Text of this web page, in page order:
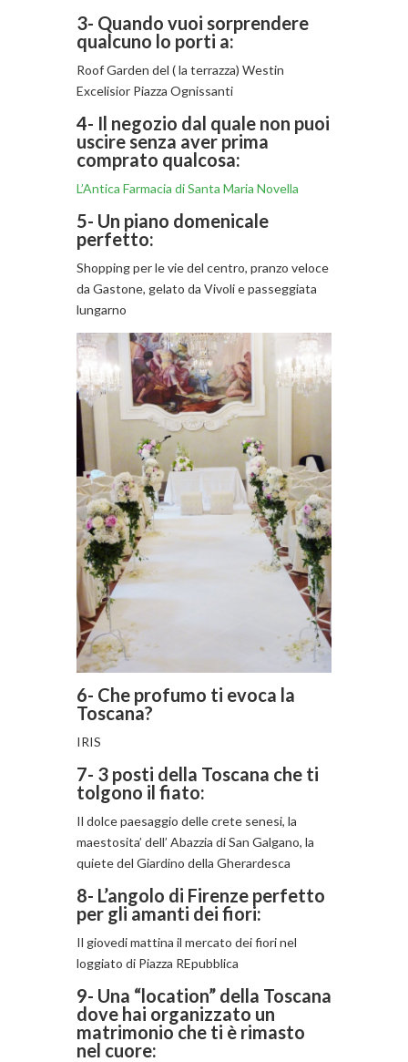
3- Quando vuoi sorprendere
qualcuno lo porti a:
Roof Garden del ( la terrazza) Westin
Excelisior Piazza Ognissanti
4- Il negozio dal quale non puoi
uscire senza aver prima
comprato qualcosa:
L’Antica Farmacia di Santa Maria Novella
5- Un piano domenicale
perfetto:
Shopping per le vie del centro, pranzo veloce
da Gastone, gelato da Vivoli e passeggiata
lungarno
6- Che profumo ti evoca la
Toscana?
IRIS
7- 3 posti della Toscana che ti
tolgono il fiato:
Il dolce paesaggio delle crete senesi, la
maestosita’ dell’ Abazzia di San Galgano, la
quiete del Giardino della Gherardesca
8- L’angolo di Firenze perfetto
per gli amanti dei fiori:
Il giovedi mattina il mercato dei fiori nel
loggiato di Piazza REpubblica
9- Una “location” della Toscana
dove hai organizzato un
matrimonio che ti è rimasto
nel cuore: